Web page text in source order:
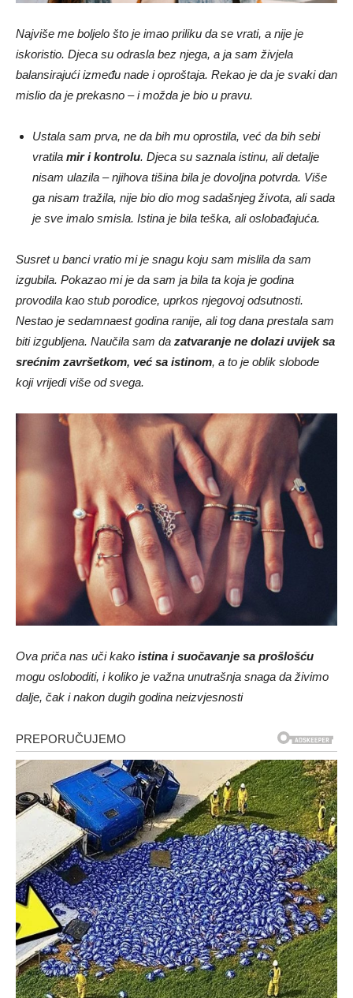
Najviše me boljelo što je imao priliku da se vrati, a nije je
iskoristio. Djeca su odrasla bez njega, a ja sam živjela
balansirajući između nade i oproštaja. Rekao je da je svaki dan
mislio da je prekasno – i možda je bio u pravu.
Ustala sam prva, ne da bih mu oprostila, već da bih sebi
vratila mir i kontrolu. Djeca su saznala istinu, ali detalje
nisam ulazila – njihova tišina bila je dovoljna potvrda. Više
ga nisam tražila, nije bio dio mog sadašnjeg života, ali sada
je sve imalo smisla. Istina je bila teška, ali oslobađajuća.
Susret u banci vratio mi je snagu koju sam mislila da sam
izgubila. Pokazao mi je da sam ja bila ta koja je godina
provodila kao stub porodice, uprkos njegovoj odsutnosti.
Nestao je sedamnaest godina ranije, ali tog dana prestala sam
biti izgubljena. Naučila sam da zatvaranje ne dolazi uvijek sa
srećnim završetkom, već sa istinom, a to je oblik slobode
koji vrijedi više od svega.
Ova priča nas uči kako istina i suočavanje sa prošlošću
mogu osloboditi, i koliko je važna unutrašnja snaga da živimo
dalje, čak i nakon dugih godina neizvjesnosti